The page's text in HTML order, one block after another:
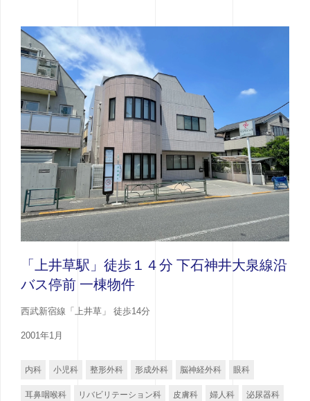
「上井草駅」徒歩１４分 下石神井大泉線沿
バス停前 一棟物件
西武新宿線「上井草」 徒歩14分
2001年1月
内科 小児科 整形外科 形成外科 脳神経外科 眼科
耳鼻咽喉科 リバビリテーション科 皮膚科 婦人科 泌尿器科